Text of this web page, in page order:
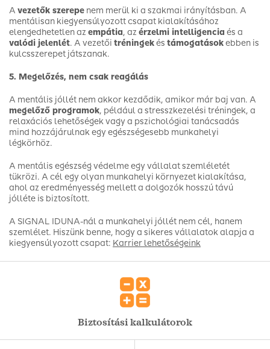
A vezetők szerepe nem merül ki a szakmai irányításban. A
mentálisan kiegyensúlyozott csapat kialakításához
elengedhetetlen az empátia, az érzelmi intelligencia és a
valódi jelenlét. A vezetői tréningekés támogatásokebben is
kulcsszerepet játszanak.
5. Megelőzés, nem csak reagálás
A mentális jóllét nem akkor kezdődik, amikor már baj van. A
megelőző programok, például a stresszkezelési tréningek, a
relaxációs lehetőségek vagy a pszichológiai tanácsadás
mind hozzájárulnak egy egészségesebb munkahelyi
légkörhöz.
A mentális egészség védelme egy vállalat szemléletét
tükrözi. A cél egy olyan munkahelyi környezet kialakítása,
ahol az eredményesség mellett a dolgozók hosszú távú
jólléte is biztosított.
A SIGNAL IDUNA-nál a munkahelyi jóllét nem cél, hanem
szemlélet. Hiszünk benne, hogy a sikeres vállalatok alapja a
kiegyensúlyozott csapat: Karrier lehetőségeink
Biztosítási kalkulátorok